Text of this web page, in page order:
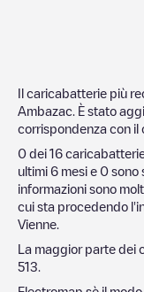
Il caricabatterie più
Ambazac . È stato
corrispondenza con il
0 dei 16
ultimi 6 mesi e 0 sono
informazioni sono
cui sta procedendo
Vienne
La maggior parte dei
513